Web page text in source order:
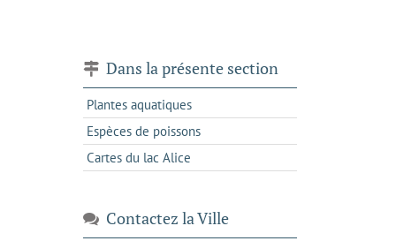
Dans la présente section
Plantes aquatiques
Espèces de poissons
Cartes du lac Alice
Contactez la Ville